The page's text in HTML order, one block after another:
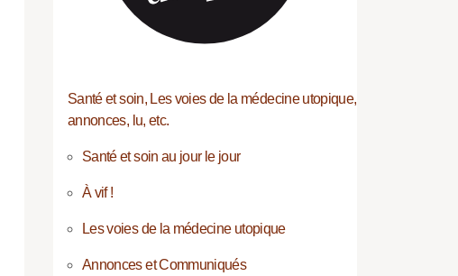
Santé et soin, Les voies de la médecine utopique,
annonces, lu, etc.
Santé et soin au jour le jour
À vif !
Les voies de la médecine utopique
Annonces et Communiqués